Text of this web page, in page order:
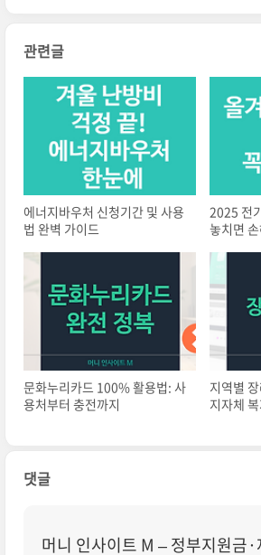
관련글
에너지바우처 신청기간 및 사용
법 완벽 가이드
2025 전
놓치면
문화누리카드 100% 활용법: 사
용처부터 충전까지
지역별
지자체
댓글
머니 인사이트 M – 정부지원금·